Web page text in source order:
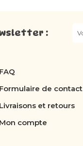
:
FAQ
Formulaire de contact
Livraisons et retours
Mon compte